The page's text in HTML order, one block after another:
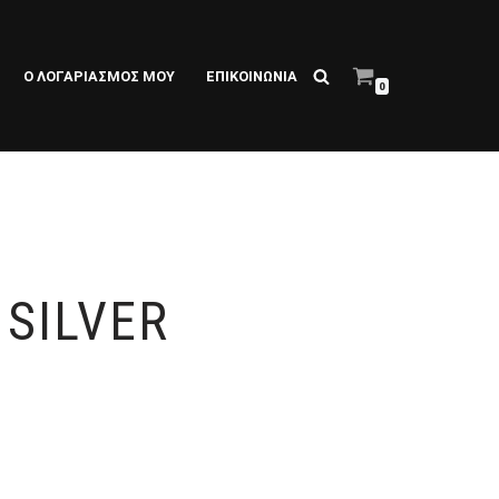
Ο ΛΟΓΑΡΙΑΣΜΌΣ ΜΟΥ ΕΠΙΚΟΙΝΩΝΙΑ
0